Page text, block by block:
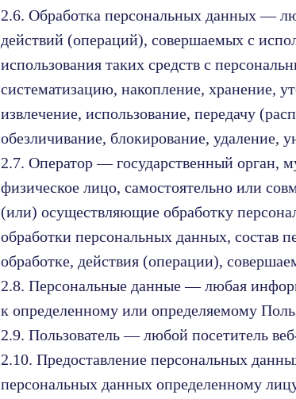
2.6. Обработка персональных данных —
действий (операций), совершаемых с
использования таких средств с
систематизацию, накопление, хранение,
извлечение, использование, передачу
обезличивание, блокирование, удаление,
2.7. Оператор — государственный орган,
физическое лицо, самостоятельно или
(или) осуществляющие обработку
обработки персональных данных, состав
обработке, действия (операции),
2.8. Персональные данные — любая
к определенному или определяемому
2.9. Пользователь — любой посетитель
2.10. Предоставление персональных
персональных данных определенному